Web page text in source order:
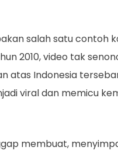
salah satu contoh
2010, video tak
atas Indonesia
viral dan memicu
membuat,